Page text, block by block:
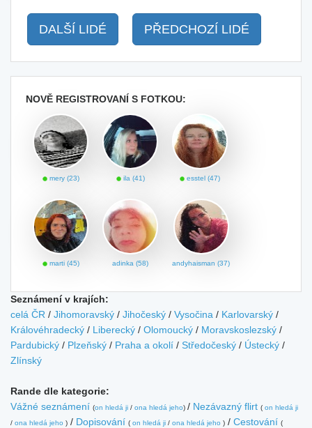
DALŠÍ LIDÉ PŘEDCHOZÍ LIDÉ
NOVĚ REGISTROVANÍ S FOTKOU:
mery (23) ila (41) esstel (47)
marti (45) adinka (58) andyhaisman (37)
Seznámení v krajích:
celá ČR / Jihomoravský / Jihočeský / Vysočina / Karlovarský /
Královéhradecký / Liberecký / Olomoucký / Moravskoslezský /
Pardubický / Plzeňský / Praha a okolí / Středočeský / Ústecký /
Zlínský
Rande dle kategorie:
Vážné seznámení (on hledá ji / ona hledá jeho) / Nezávazný flirt ( on hledá ji
/ ona hledá jeho ) / Dopisování ( on hledá ji / ona hledá jeho ) / Cestování (